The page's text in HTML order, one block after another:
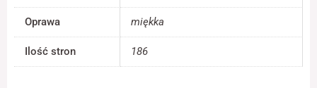
Oprawa miękka
Ilość stron 186
internetowa